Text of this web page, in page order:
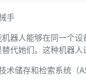
手
器人能够在同一个
代她们。这种机器人
术储存和检索系统（